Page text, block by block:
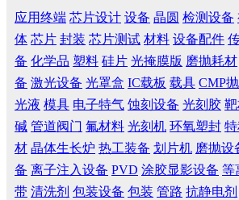
应用终端 芯片设计 设备 晶圆 检测设备
体 芯片 封装 芯片测试 材料 设备配件
备 化学品 塑料 硅片 光掩膜版 磨抛耗材
备 激光设备 光罩盒 IC载板 载具 CMP
光液 模具 电子特气 蚀刻设备 光刻胶
碱 管道阀门 氟材料 光刻机 环氧塑封
材 晶体生长炉 热工装备 划片机 磨抛设
备 离子注入设备 PVD 涂胶显影设备 等
带 清洗剂 包装设备 包装 管路 抗静电剂